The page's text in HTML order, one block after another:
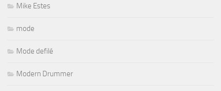
Mike Estes
mode
Mode defilé
Modern Drummer